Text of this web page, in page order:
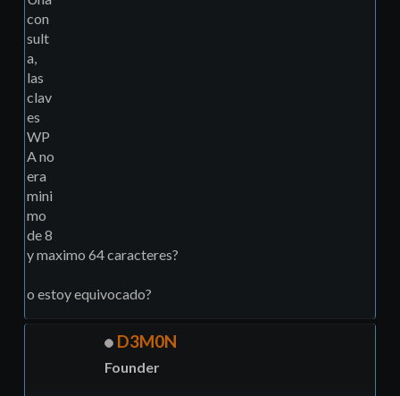
con
sult
a,
las
clav
es
WP
A no
era
mini
mo
de 8
y maximo 64 caracteres?
o estoy equivocado?
D3M0N
Founder